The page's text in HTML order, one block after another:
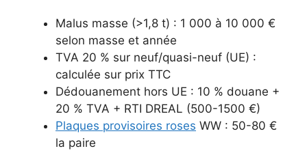
Malus masse (>1,8 t) : 1 000 à 10 000 €
selon masse et année
TVA 20 % sur neuf/quasi-neuf (UE) :
calculée sur prix TTC
Dédouanement hors UE : 10 % douane +
20 % TVA + RTI DREAL (500-1500 €)
Plaques provisoires roses WW : 50-80 €
la paire